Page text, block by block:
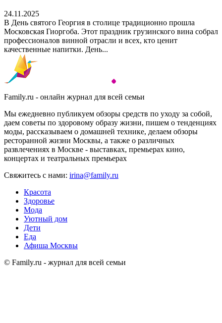
24.11.2025
В День святого Георгия в столице традиционно прошла
Московская Гиоргоба. Этот праздник грузинского вина собрал
профессионалов винной отрасли и всех, кто ценит
качественные напитки. День...
Family.ru - онлайн журнал для всей семьи
Мы ежедневно публикуем обзоры средств по уходу за собой,
даем советы по здоровому образу жизни, пишем о тенденциях
моды, рассказываем о домашней технике, делаем обзоры
ресторанной жизни Москвы, а также о различных
развлечениях в Москве - выставках, премьерах кино,
концертах и театральных премьерах
Свяжитесь с нами: irina@family.ru
Красота
Здоровье
Мода
Уютный дом
Дети
Еда
Афиша Москвы
© Family.ru - журнал для всей семьи